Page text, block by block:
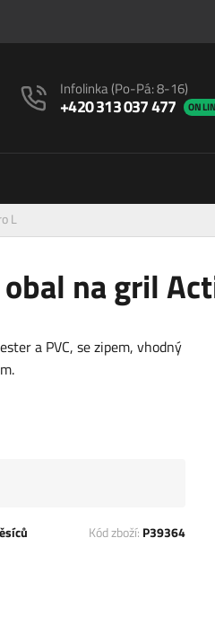
Infolinka(Po-Pá: 8-16)
+420 313 037 477
L
na gril
a PVC, se zipem, vhodný
Kód zboží: P39364